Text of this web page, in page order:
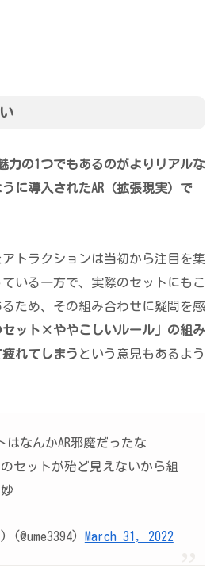
力の1つでもあるのがよりリアルな
に導入されたAR（拡張現実）で
トラクションは当初から注目を集
いる一方で、実際のセットにもこ
ため、その組み合わせに疑問を感
セット×ややこしいルール」の組み
疲れてしまう という意見もあるよう
はなんかAR邪魔だったな
セットが殆ど見えないから組
March 31, 2022